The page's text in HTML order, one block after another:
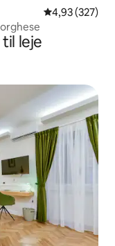
4,93 ud af 5 i
4,93 (327)
leje